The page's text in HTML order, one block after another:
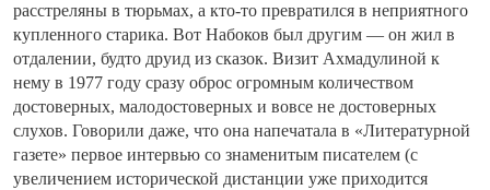
расстреляны в тюрьмах, а кто-то превратился в неприятного
купленного старика. Вот Набоков был другим — он жил в
отдалении, будто друид из сказок. Визит Ахмадулиной к
нему в 1977 году сразу оброс огромным количеством
достоверных, малодостоверных и вовсе не достоверных
слухов. Говорили даже, что она напечатала в «Литературной
газете» первое интервью со знаменитым писателем (с
увеличением исторической дистанции уже приходится